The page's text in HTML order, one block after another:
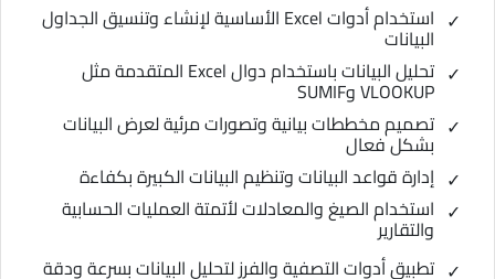
استخدام أدوات Excel الأساسية لإنشاء وتنسيق الجداول
البيانات
تحليل البيانات باستخدام دوال Excel المتقدمة مثل
VLOOKUP وSUMIF
تصميم مخططات بيانية وتصورات مرئية لعرض البيانات
بشكل فعال
إدارة قواعد البيانات وتنظيم البيانات الكبيرة بكفاءة
استخدام الصيغ والمعادلات لأتمتة العمليات الحسابية
والتقارير
تطبيق أدوات التصفية والفرز لتحليل البيانات بسرعة ودقة